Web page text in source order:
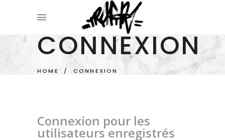
CONNEXION
HOME / CONNEXION
Connexion pour les
utilisateurs enregistrés